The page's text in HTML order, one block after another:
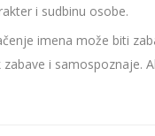
i sudbinu osobe.
imena može biti
i samospoznaje.